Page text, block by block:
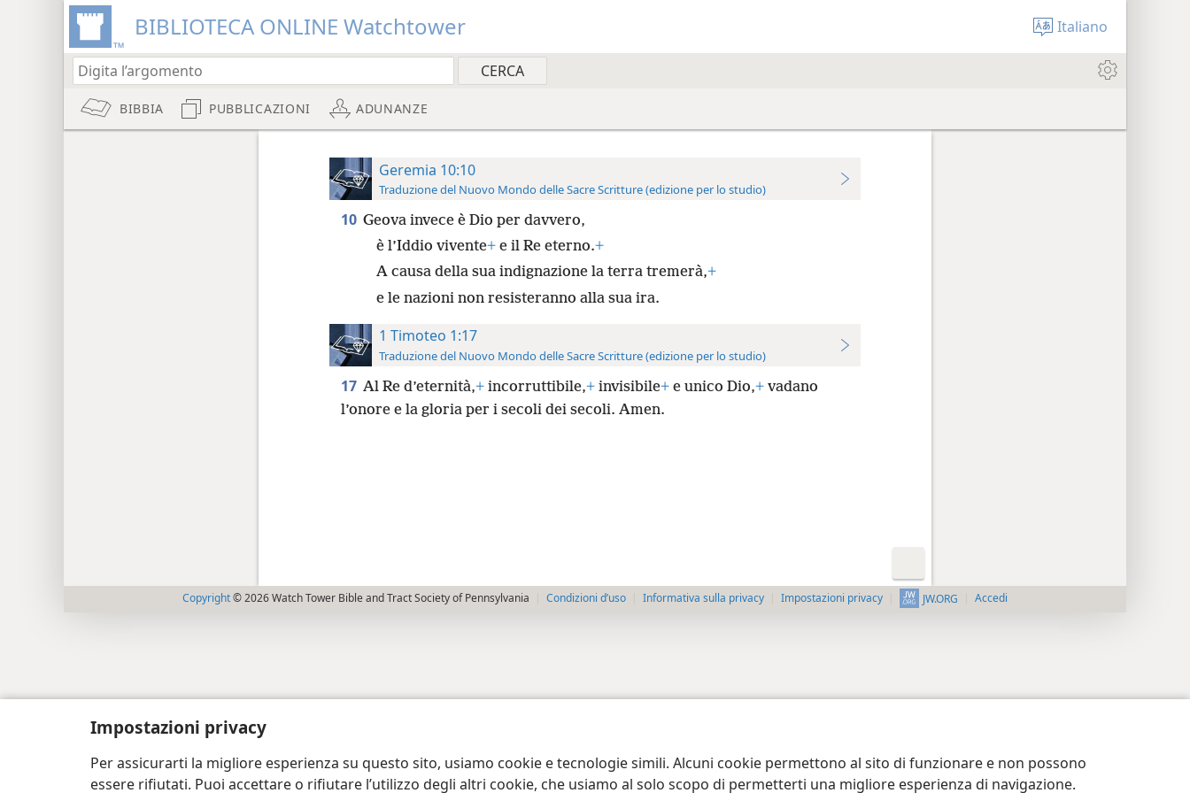
Impostazioni privacy
Per assicurarti la migliore esperienza su questo sito, usiamo cookie e tecnologie simili. Alcuni cookie permettono al sito di funzionare e non possono
essere rifiutati. Puoi accettare o rifiutare l’utilizzo degli altri cookie, che usiamo al solo scopo di permetterti una migliore esperienza di navigazione.
BIBLIOTECA ONLINE Watchtower Italiano
BIBBIA PUBBLICAZIONI ADUNANZE
Geremia 10:10
Traduzione del Nuovo Mondo delle Sacre Scritture (edizione per lo studio)
10 Geova invece è Dio per davvero,
è l’Iddio vivente+e il Re eterno.+
A causa della sua indignazione la terra tremerà,+
e le nazioni non resisteranno alla sua ira.
1 Timoteo 1:17
Traduzione del Nuovo Mondo delle Sacre Scritture (edizione per lo studio)
17 Al Re d’eternità,+incorruttibile,+invisibile+e unico Dio,+vadano
l’onore e la gloria per i secoli dei secoli. Amen.
Copyright© 2026 Watch Tower Bible and Tract Society of Pennsylvania Condizioni d’uso Informativa sulla privacy Impostazioni privacy JW.ORG Accedi